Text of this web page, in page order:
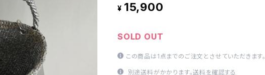
¥ 15,900
SOLD OUT
この商品は1点までのご注文とさせていただきます。
別途送料がかかります。送料を確認する